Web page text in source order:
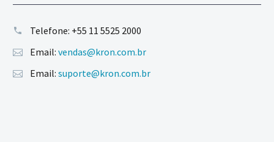
Telefone: +55 11 5525 2000
Email: vendas@kron.com.br
Email: suporte@kron.com.br